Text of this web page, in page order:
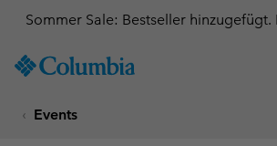
TO
SKIP
Sommer Sale: Bestseller hinzugefügt.
Events